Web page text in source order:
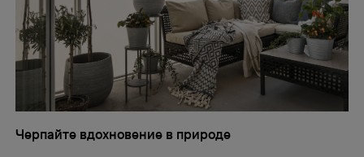
Черпайте вдохновение в природе